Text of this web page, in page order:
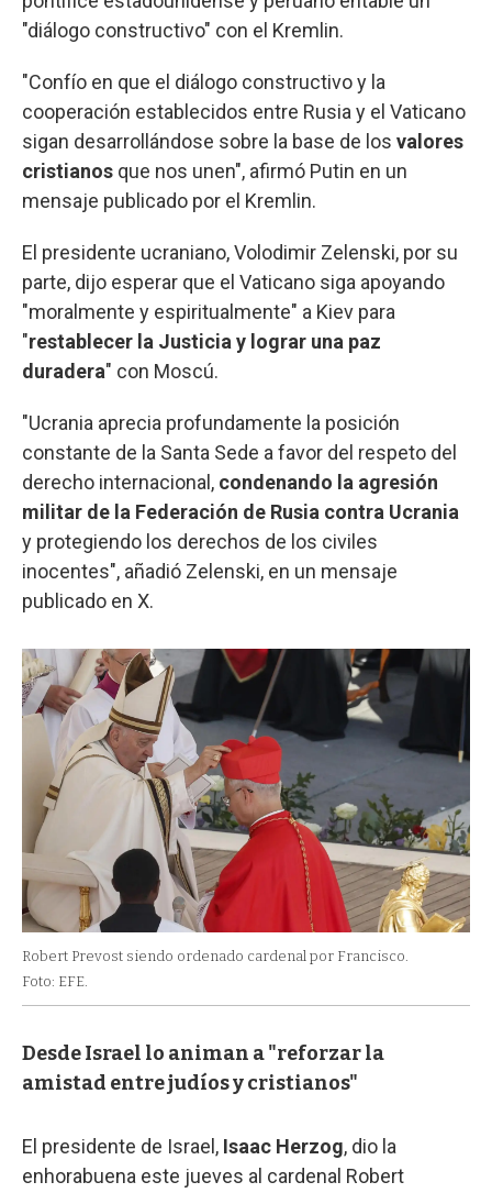
"diálogo constructivo" con el Kremlin.
"Confío en que el diálogo constructivo y la
cooperación establecidos entre Rusia y el Vaticano
sigan desarrollándose sobre la base de los valores
cristianos que nos unen", afirmó Putin en un
mensaje publicado por el Kremlin.
El presidente ucraniano, Volodimir Zelenski, por su
parte, dijo esperar que el Vaticano siga apoyando
"moralmente y espiritualmente" a Kiev para
"restablecer la Justicia y lograr una paz
duradera" con Moscú.
"Ucrania aprecia profundamente la posición
constante de la Santa Sede a favor del respeto del
derecho internacional, condenando la agresión
militar de la Federación de Rusia contra Ucrania
y protegiendo los derechos de los civiles
inocentes", añadió Zelenski, en un mensaje
publicado en X.
Robert Prevost siendo ordenado cardenal por Francisco.
Foto: EFE.
Desde Israel lo animan a "reforzar la
amistad entre judíos y cristianos"
El presidente de Israel, Isaac Herzog, dio la
enhorabuena este jueves al cardenal Robert